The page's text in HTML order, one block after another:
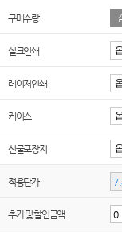
구매수량
실크인쇄
레이저인쇄
케이스
선물포장지
적용단가
추가 및 할인금액